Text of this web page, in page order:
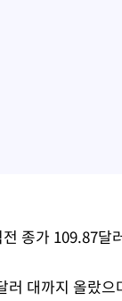
종가 109.87
대까지 올랐